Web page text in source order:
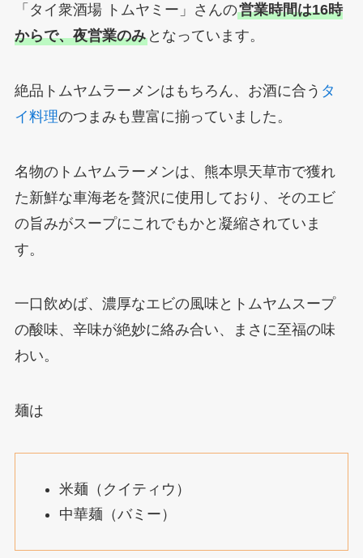
「タイ衆酒場 トムヤミー」さんの営業時間は16時
からで、夜営業のみとなっています。
絶品トムヤムラーメンはもちろん、お酒に合う タ
イ料理のつまみも豊富に揃っていました。
名物のトムヤムラーメンは、熊本県天草市で獲れ
た新鮮な車海老を贅沢に使用しており、そのエビ
の旨みがスープにこれでもかと凝縮されていま
す。
一口飲めば、濃厚なエビの風味とトムヤムスープ
の酸味、辛味が絶妙に絡み合い、まさに至福の味
わい。
麺は
米麺（クイティウ）
中華麺（バミー）